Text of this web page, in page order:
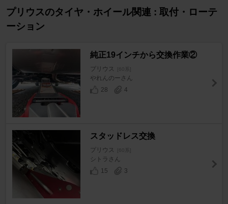
プリウスのタイヤ・ホイール関連 : 取付・ローテ
ーション
純正19インチから交換作業②
プリウス [60系]
やれんのーさん
28
4
スタッドレス交換
プリウス [60系]
シトラさん
15
3